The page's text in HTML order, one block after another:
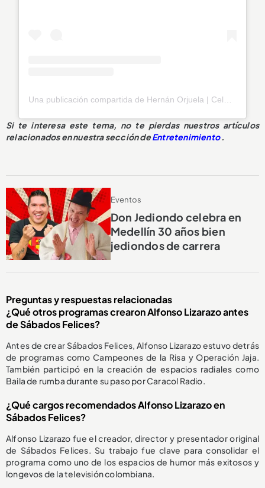
Si te interesa este tema, no te pierdas nuestros artículos
relacionados en nuestra sección deEntretenimiento.
Eventos
Don Jediondo celebra en
Medellín 30 años bien
jediondos de carrera
Preguntas y respuestas relacionadas
¿Qué otros programas crearon Alfonso Lizarazo antes
de Sábados Felices?
Antes de crear Sábados Felices, Alfonso Lizarazo estuvo detrás
de programas como Campeones de la Risa y Operación Jaja.
También participó en la creación de espacios radiales como
Baila de rumba durante su paso por Caracol Radio.
¿Qué cargos recomendados Alfonso Lizarazo en
Sábados Felices?
Alfonso Lizarazo fue el creador, director y presentador original
de Sábados Felices. Su trabajo fue clave para consolidar el
programa como uno de los espacios de humor más exitosos y
longevos de la televisión colombiana.